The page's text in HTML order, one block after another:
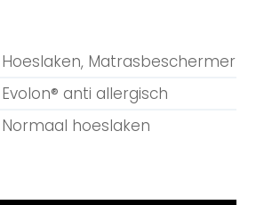
Hoeslaken, Matrasbeschermer
Evolon® anti allergisch
Normaal hoeslaken